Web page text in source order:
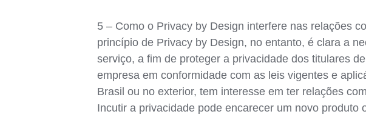
5 – Como o Privacy by Design interfere nas relações
princípio de Privacy by Design, no entanto, é clara a
serviço, a fim de proteger a privacidade dos titulares
empresa em conformidade com as leis vigentes e
Brasil ou no exterior, tem interesse em ter relações
Incutir a privacidade pode encarecer um novo